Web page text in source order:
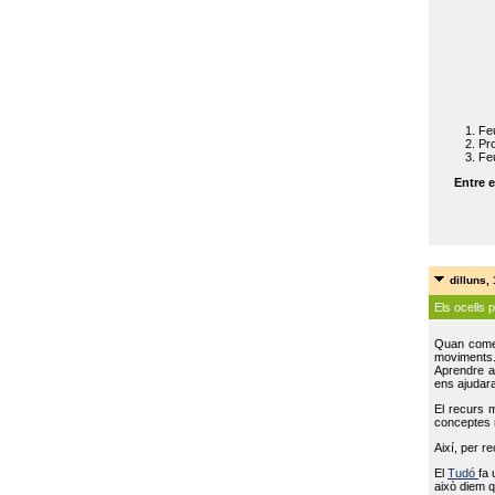
Entre
dilluns,
Els ocells
Quan
Aprendre
ens
El recurs
conceptes
Així, per
ElTudófa
això diem